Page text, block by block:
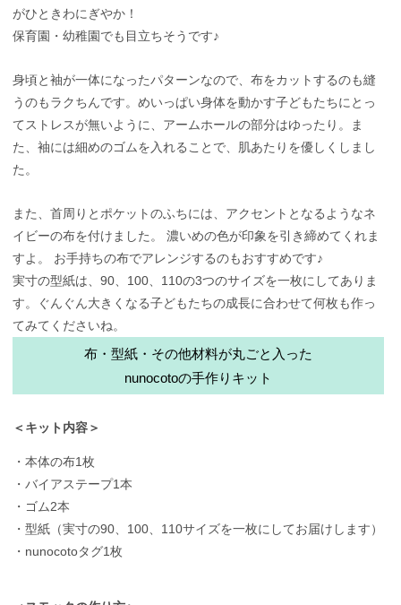
がひときわにぎやか！
保育園・幼稚園でも目立ちそうです♪
身頃と袖が一体になったパターンなので、布をカットするのも縫
うのもラクちんです。めいっぱい身体を動かす子どもたちにとっ
てストレスが無いように、アームホールの部分はゆったり。ま
た、袖には細めのゴムを入れることで、肌あたりを優しくしまし
た。
また、首周りとポケットのふちには、アクセントとなるようなネ
イビーの布を付けました。 濃いめの色が印象を引き締めてくれま
すよ。 お手持ちの布でアレンジするのもおすすめです♪
実寸の型紙は、90、100、110の3つのサイズを一枚にしてありま
す。ぐんぐん大きくなる子どもたちの成長に合わせて何枚も作っ
てみてくださいね。
布・型紙・その他材料が丸ごと入った
nunocotoの手作りキット
＜キット内容＞
・本体の布1枚
・バイアステープ1本
・ゴム2本
・型紙（実寸の90、100、110サイズを一枚にしてお届けします）
・nunocotoタグ1枚